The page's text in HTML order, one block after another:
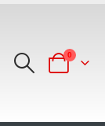
0